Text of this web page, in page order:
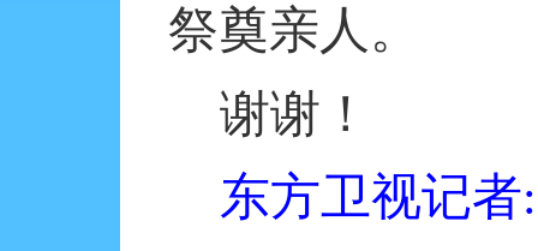
祭奠亲人。
谢谢！
东方卫视记者: